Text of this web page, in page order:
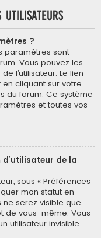
utilisateurs
?
paramètres sont
Vous pouvez les
l’utilisateur. Le lien
cliquant sur votre
du forum. Ce système
et toutes vos
de la
sous « Préférences
mon statut en
ne serez visible que
de vous-même. Vous
utilisateur invisible.